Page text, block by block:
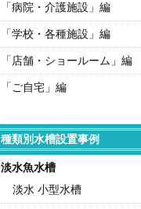
「病院・介護施設」編
「学校・各種施設」編
「店舗・ショールーム」編
「ご自宅」編
種類別水槽設置事例
淡水魚水槽
淡水 小型水槽